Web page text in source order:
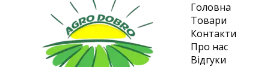
Головна
Товари
Контакти
Про нас
Відгуки